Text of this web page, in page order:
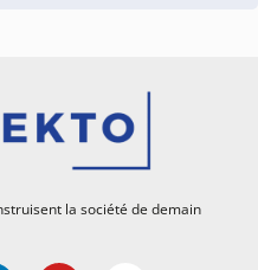
la société de demain